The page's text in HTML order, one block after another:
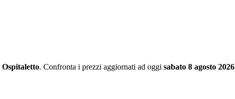
Ospitaletto. Confronta i prezzi aggiornati ad oggi sabato 8 agosto 2026